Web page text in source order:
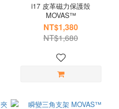
i17 皮革磁力保護殼
MOVAS™
NT$1,380
NT$1,680